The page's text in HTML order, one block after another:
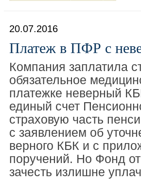
20.07.2016
Платеж в ПФР с
Компания заплатила
обязательное
платежке неверный
единый счет
страховую часть
с заявлением об
верного КБК и с
поручений. Но Фонд
зачесть излишне